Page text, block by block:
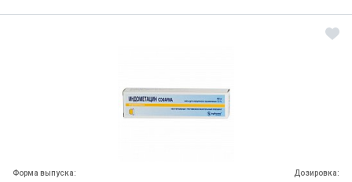
Форма выпуска: Дозировка: